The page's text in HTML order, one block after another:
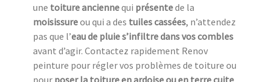
une toiture anciennequi présentede la
moisissureou qui a des tuiles cassées, n’attendez
pas que l’eau de pluie s’infiltre dans vos combles
avant d’agir. Contactez rapidement Renov
peinture pour régler vos problèmes de toiture ou
pour poser la toiture en ardoise ou en terre cuite